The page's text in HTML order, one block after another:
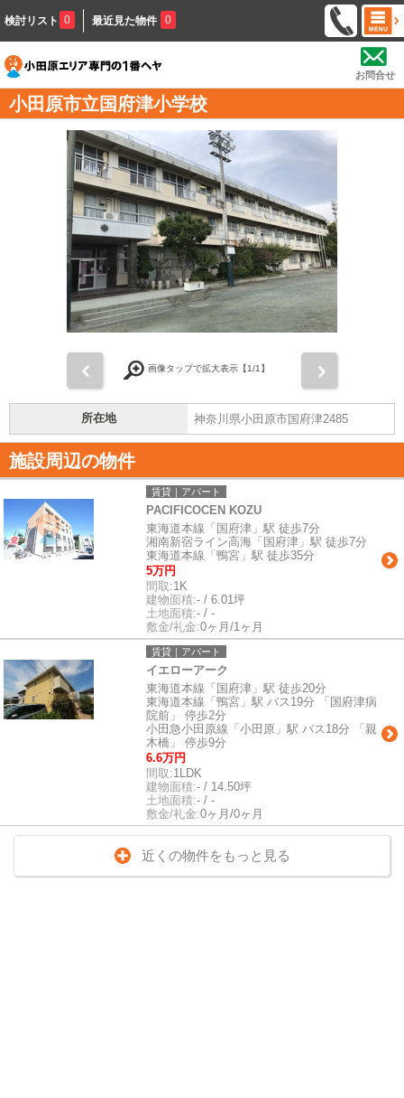
検討リスト 0 最近見た物件 0
お問合せ
小田原市立国府津小学校
画像タップで拡大表示【1/1】
所在地 神奈川県小田原市国府津2485
施設周辺の物件
賃貸｜アパート
PACIFICOCEN KOZU
東海道本線「国府津」駅 徒歩7分
湘南新宿ライン高海「国府津」駅 徒歩7分
東海道本線「鴨宮」駅 徒歩35分
5万円
間取:1K
建物面積:- / 6.01坪
土地面積:- / -
敷金/礼金:0ヶ月/1ヶ月
賃貸｜アパート
イエローアーク
東海道本線「国府津」駅 徒歩20分
東海道本線「鴨宮」駅 バス19分 「国府津病
院前」 停歩2分
小田急小田原線「小田原」駅 バス18分 「親
木橋」 停歩9分
6.6万円
間取:1LDK
建物面積:- / 14.50坪
土地面積:- / -
敷金/礼金:0ヶ月/0ヶ月
近くの物件をもっと見る